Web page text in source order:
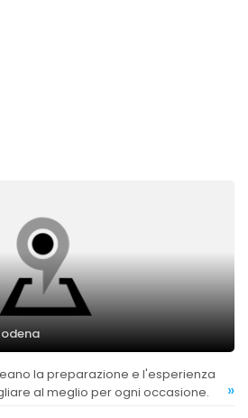
al meglio per ogni occasione.
»